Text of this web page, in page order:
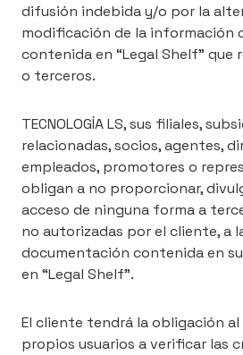
difusión indebida y/o por la
modificación de la información
contenida en “Legal Shelf” que
o terceros.
TECNOLOGÍA LS, sus filiales,
relacionadas, socios, agentes,
empleados, promotores o
obligan a no proporcionar,
acceso de ninguna forma a
no autorizadas por el cliente, a
documentación contenida en
en “Legal Shelf”.
El cliente tendrá la obligación al
propios usuarios a verificar las